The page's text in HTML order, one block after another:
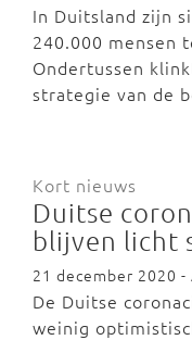
In Duitsland zijn
240.000 mensen
Ondertussen
strategie van de
Kort nieuws
Duitse
blijven licht
21 december 2020
De Duitse
weinig